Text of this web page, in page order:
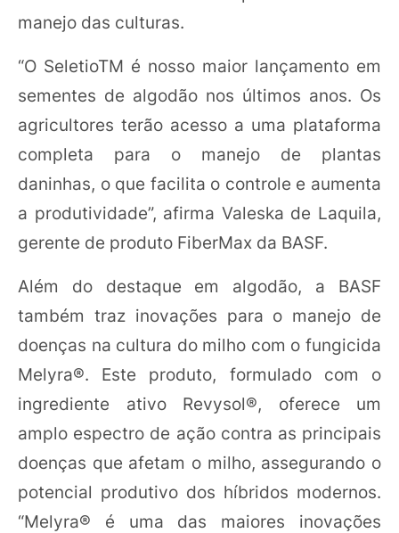
manejo das culturas.
“O SeletioTM é nosso maior lançamento em
sementes de algodão nos últimos anos. Os
agricultores terão acesso a uma plataforma
completa para o manejo de plantas
daninhas, o que facilita o controle e aumenta
a produtividade”, afirma Valeska de Laquila,
gerente de produto FiberMax da BASF.
Além do destaque em algodão, a BASF
também traz inovações para o manejo de
doenças na cultura do milho com o fungicida
Melyra®. Este produto, formulado com o
ingrediente ativo Revysol®, oferece um
amplo espectro de ação contra as principais
doenças que afetam o milho, assegurando o
potencial produtivo dos híbridos modernos.
“Melyra® é uma das maiores inovações